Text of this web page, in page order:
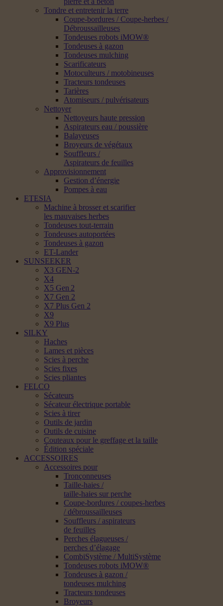
Tondre et entretenir la terre
Coupe-bordures / Coupe-herbes /
Débroussailleuses
Tondeuses robots iMOW®
Tondeuses à gazon
Tondeuses mulching
Scarificateurs
Motoculteurs / motobineuses
Tracteurs tondeuses
Tarières
Atomiseurs / pulvérisateurs
Nettoyer
Nettoyeurs haute pression
Aspirateurs eau / poussière
Balayeuses
Broyeurs de végétaux
Souffleurs /
Aspirateurs de feuilles
Approvisionnement
Gestion d’énergie
Pompes à eau
ETESIA
Machine à brosser et scarifier
les mauvaises herbes
Tondeuses tout-terrain
Tondeuses autoportées
Tondeuses à gazon
ET-Lander
SUNSEEKER
X3 GEN-2
X4
X5 Gen 2
X7 Gen 2
X7 Plus Gen 2
X9
X9 Plus
SILKY
Haches
Lames et pièces
Scies à perche
Scies fixes
Scies pliantes
FELCO
Sécateurs
Sécateur électrique portable
Scies à tirer
Outils de jardin
Outils de cuisine
Couteaux pour le greffage et la taille
Édition spéciale
ACCESSOIRES
Accessoires pour
Tronçonneuses
Taille-haies /
taille-haies sur perche
Coupe-bordures / coupes-herbes
/ débroussailleuses
Souffleurs / aspirateurs
de feuilles
Perches élagueuses /
perches d’élagage
CombiSystème / MultiSystème
Tondeuses robots iMOW®
Tondeuses à gazon /
tondeuses mulching
Tracteurs tondeuses
Broyeurs